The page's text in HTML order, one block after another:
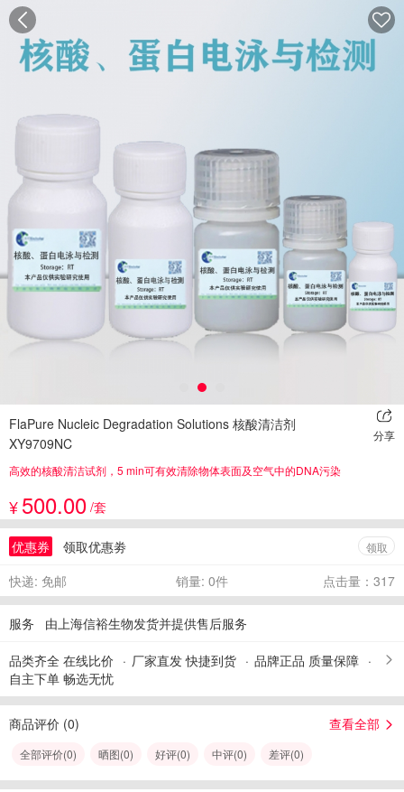
FlaPure Nucleic Degradation Solutions 核酸清洁剂
XY9709NC
分享
高效的核酸清洁试剂，5 min可有效清除物体表面及空气中的DNA污染
¥500.00 /套
优惠券 领取优惠劵 领取
快递: 免邮 销量: 0件 点击量：317
服务 由上海信裕生物发货并提供售后服务
品类齐全 在线比价 厂家直发 快捷到货
品牌正品 质量保障
自主下单 畅选无忧
商品评价 (0) 查看全部
全部评价(0) 晒图(0) 好评(0) 中评(0) 差评(0)